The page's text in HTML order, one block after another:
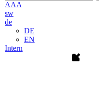
AAA
sw
de
DE
EN
Intern